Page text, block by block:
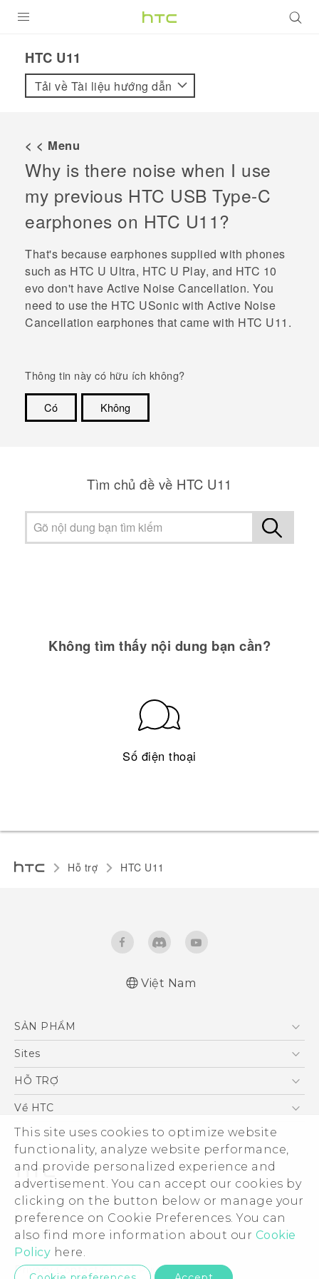
This site uses cookies to optimize website
functionality, analyze website performance,
and provide personalized experience and
advertisement. You can accept our cookies by
clicking on the button below or manage your
preference on Cookie Preferences. You can
also find more information about our Cookie
Policy here.
VIVE
VIVERSE
ỨNG DỤNG
HỖ TRỢ
HTC U11‎
Tải về Tài liệu hướng dẫn
< < Menu
Why is there noise when I use
my previous HTC USB Type-C
earphones on HTC U11?
That's because earphones supplied with phones
such as HTC U Ultra, HTC U Play, and HTC 10
evo don't have Active Noise Cancellation. You
need to use the HTC USonic with Active Noise
Cancellation earphones that came with HTC U11 .
Thông tin này có hữu ích không?
Có
Không
Tìm chủ đề về HTC U11
Không tìm thấy nội dung bạn cần?
Số điện thoại
Hỗ trợ HTC U11‎
Việt Nam
SẢN PHẨM
5G
Điện Thoại Thông Minh
VIVE
Sites
HTC Dev
HỖ TRỢ
Trung tâm hỗ trợ
Hỗ trợ bảo hành HTC
Về HTC
ESG
Nhà đầu tư
Làm việc tại HTC
Chính sách bảo mật
Bảo mật sản phẩm
Thông Tin Đấu Thầu
Security and Privacy Whitepaper
© 2011-2026 HTC Corporation
Legal Terms
Privacy Contact: Global-Privacy@htc.com